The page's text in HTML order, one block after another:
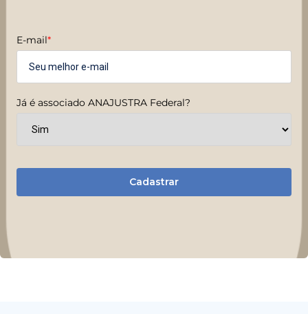
E-mail*
Já é associado ANAJUSTRA Federal?
Cadastrar